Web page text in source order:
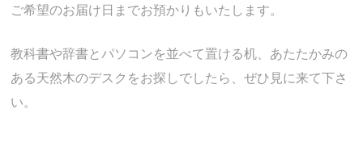
ご希望のお届け日までお預かりもいたします。
教科書や辞書とパソコンを並べて置ける机、あたたかみの
ある天然木のデスクをお探しでしたら、ぜひ見に来て下さ
い。